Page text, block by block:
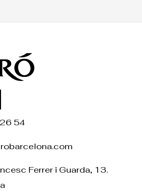
54
Ferrer i Guarda, 13.